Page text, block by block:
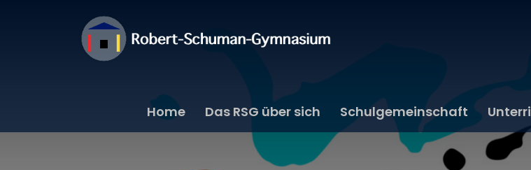
Home Das RSG über sich Schulgemeinschaft